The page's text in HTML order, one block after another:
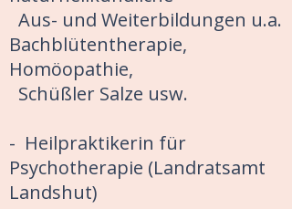
Aus- und Weiterbildungen u.a.
Bachblütentherapie,
Homöopathie,
Schüßler Salze usw.
- Heilpraktikerin für
Psychotherapie (Landratsamt
Landshut)